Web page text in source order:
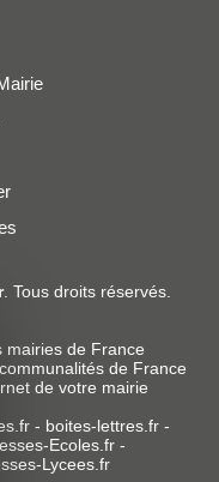
. Tous droits réservés.
mairies de France
de France
de votre mairie
- boites-lettres.fr-
Ecoles.fr -
Lycees.fr